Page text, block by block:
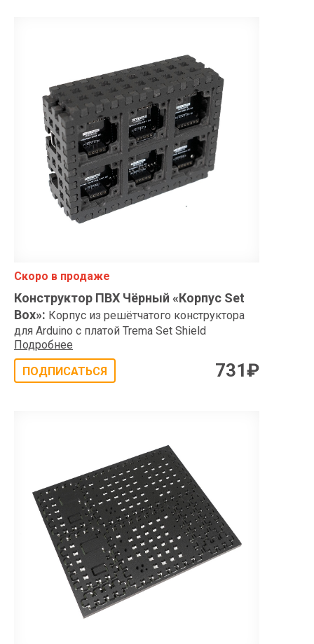
Скоро в продаже
Конструктор ПВХ Чёрный «Корпус Set
Box»: Корпус из решётчатого конструктора
для Arduino с платой Trema Set Shield
Подробнее
ПОДПИСАТЬСЯ
731₽